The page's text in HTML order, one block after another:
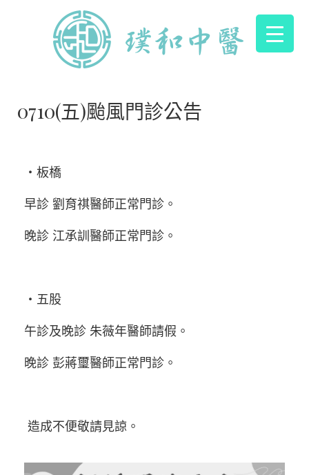
0710(五)颱風門診公告
・板橋
早診 劉育祺醫師正常門診。
晚診 江承訓醫師正常門診。
・五股
午診及晚診 朱薇年醫師請假。
晚診 彭蔣璽醫師正常門診。
造成不便敬請見諒。